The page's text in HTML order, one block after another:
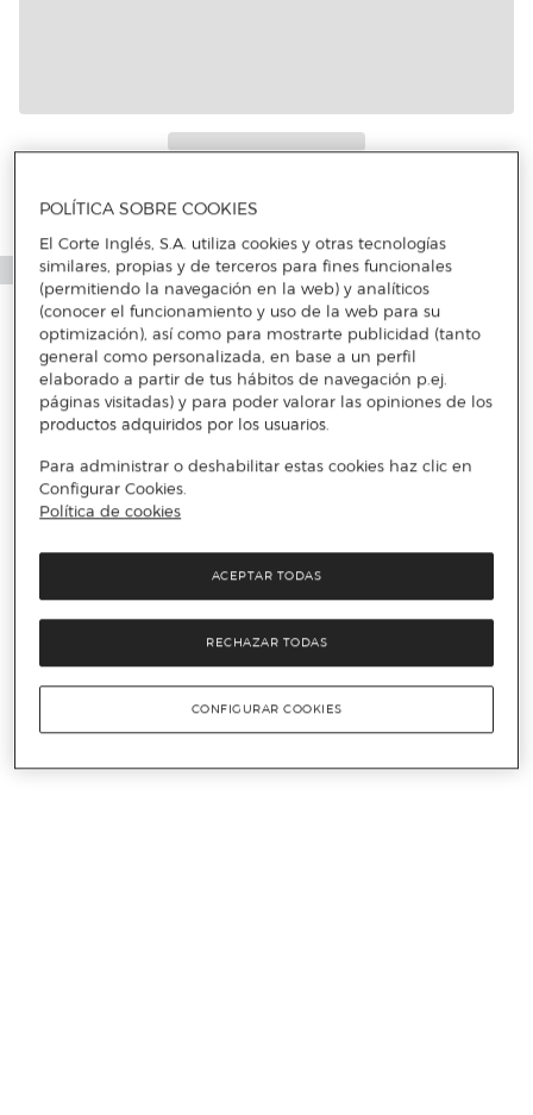
POLÍTICA SOBRE COOKIES
El Corte Inglés, S.A. utiliza cookies y otras tecnologías
similares, propias y de terceros para fines funcionales
(permitiendo la navegación en la web) y analíticos
(conocer el funcionamiento y uso de la web para su
optimización), así como para mostrarte publicidad (tanto
general como personalizada, en base a un perfil
elaborado a partir de tus hábitos de navegación p.ej.
páginas visitadas) y para poder valorar las opiniones de los
productos adquiridos por los usuarios.
Para administrar o deshabilitar estas cookies haz clic en
Configurar Cookies.
Política de cookies
RECHAZAR TODAS
ACEPTAR TODAS
CONFIGURAR COOKIES